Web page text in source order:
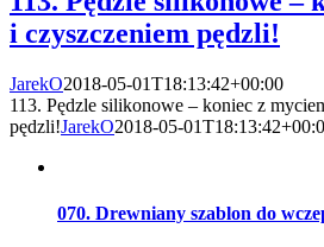
i czyszczeniem pędzli!
JarekO2018-05-01T18:13:42+00:00
113. Pędzle silikonowe – koniec z
pędzli!JarekO2018-05-
070. Drewniany szablon do